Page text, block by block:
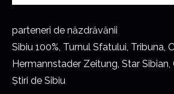
parteneri de năzdrăvănii
Sibiu 100%, Turnul Sfatului, Tribuna,
Hermannstader Zeitung, Star Sibian,
Știri de Sibiu